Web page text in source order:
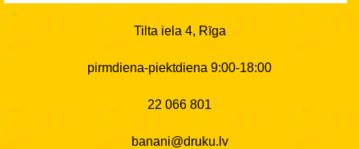
Tilta iela 4, Rīga
pirmdiena-piektdiena 9:00-18:00
22 066 801
banani@druku.lv